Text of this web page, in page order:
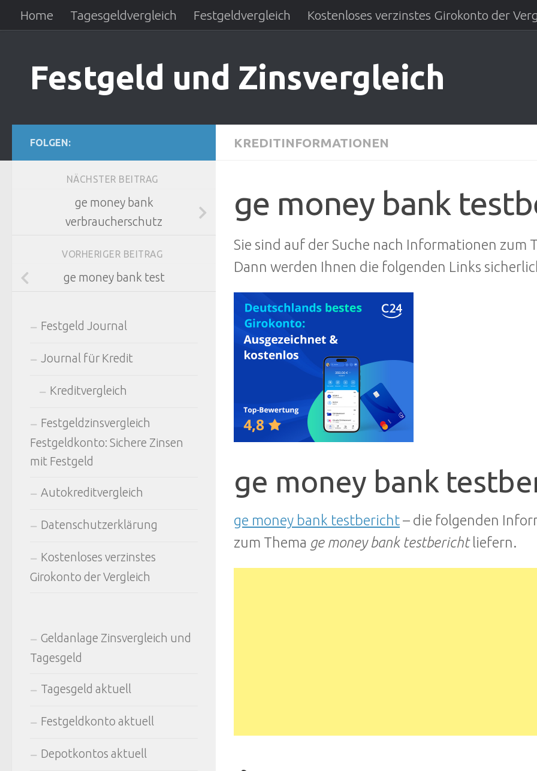
Zum Inhalt springen
Home Tagesgeldvergleich Festgeldvergleich Kostenloses verzinstes Girokonto der
Festgeld und Zinsvergleich
KREDITINFORMATIONEN
ge money bank
Sie sind auf der Suche nach Informationen zum
Dann werden Ihnen die folgenden Links
ge money bank
ge money bank testbericht– die folgenden
zum Thema ge money bank testberichtliefern.
FOLGEN:
NÄCHSTER BEITRAG
ge money bank
verbraucherschutz
VORHERIGER BEITRAG
ge money bank test
Festgeld Journal
Journal für Kredit
Kreditvergleich
Festgeldzinsvergleich
Festgeldkonto: Sichere Zinsen
mit Festgeld
Autokreditvergleich
Datenschutzerklärung
Kostenloses verzinstes
Girokonto der Vergleich
Geldanlage Zinsvergleich und
Tagesgeld
Tagesgeld aktuell
Festgeldkonto aktuell
Depotkontos aktuell